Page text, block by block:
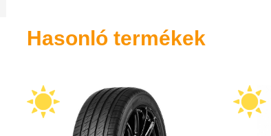
Hasonló termékek